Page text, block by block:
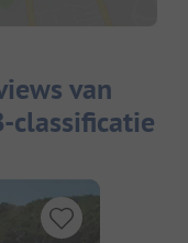
van
classificatie